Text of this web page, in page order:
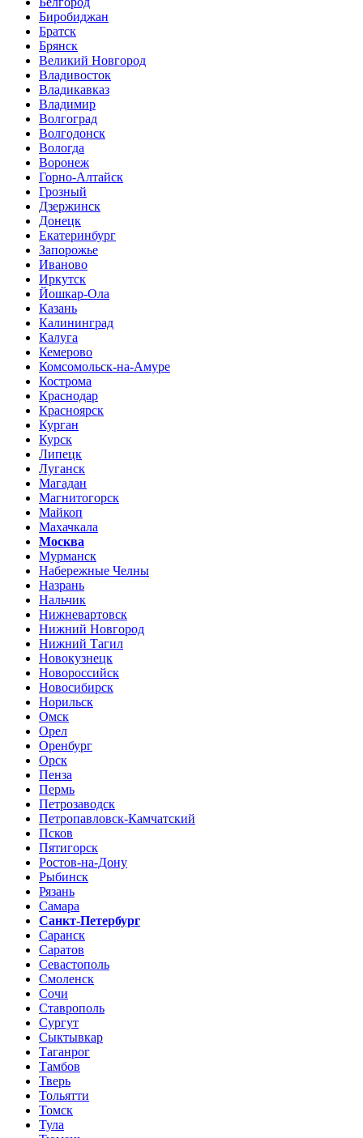
Биробиджан
Братск
Брянск
Великий Новгород
Владивосток
Владикавказ
Владимир
Волгоград
Волгодонск
Вологда
Воронеж
Горно-Алтайск
Грозный
Дзержинск
Донецк
Екатеринбург
Запорожье
Иваново
Иркутск
Йошкар-Ола
Казань
Калининград
Калуга
Кемерово
Комсомольск-на-Амуре
Кострома
Краснодар
Красноярск
Курган
Курск
Липецк
Луганск
Магадан
Магнитогорск
Майкоп
Махачкала
Москва
Мурманск
Набережные Челны
Назрань
Нальчик
Нижневартовск
Нижний Новгород
Нижний Тагил
Новокузнецк
Новороссийск
Новосибирск
Норильск
Омск
Орел
Оренбург
Орск
Пенза
Пермь
Петрозаводск
Петропавловск-Камчатский
Псков
Пятигорск
Ростов-на-Дону
Рыбинск
Рязань
Самара
Санкт-Петербург
Саранск
Саратов
Севастополь
Смоленск
Сочи
Ставрополь
Сургут
Сыктывкар
Таганрог
Тамбов
Тверь
Тольятти
Томск
Тула